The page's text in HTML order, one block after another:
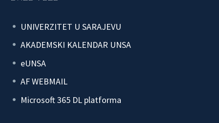
UNIVERZITET U SARAJEVU
AKADEMSKI KALENDAR UNSA
eUNSA
AF WEBMAIL
Microsoft 365 DL platforma